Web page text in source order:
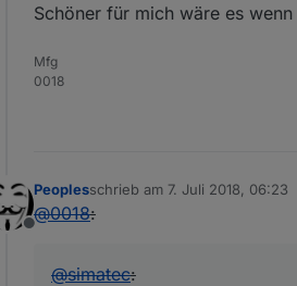
Schöner für mich wäre es
Mfg
0018
Offline
Peoplesschrieb am 7. Juli 2018, 06:23
zuletzt editiert von
@0018:
@simatec: